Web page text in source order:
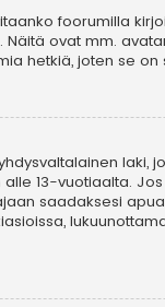
foorumilla
ovat mm.
hetkiä, joten se on
13-vuotiaalta.
saadaksesi